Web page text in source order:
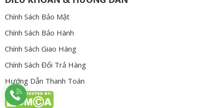
Chính Sách Bảo Mật
Chính Sách Bảo Hành
Chính Sách Giao Hàng
Chính Sách Đổi Trả Hàng
Hướng Dẫn Thanh Toán